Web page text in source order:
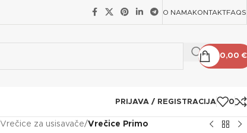
O NAMAKONTAKTFAQS
0,00€
PRIJAVA / REGISTRACIJA 0
Vrečice za usisavače/Vrečice Primo